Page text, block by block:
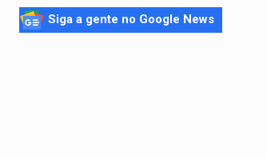
Siga a gente no Google News